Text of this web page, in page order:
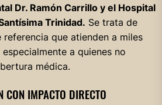
Dr. Ramón Carrillo y el Hospital
Trinidad. Se trata de
referencia que atienden a miles
a quienes no
médica.
CON IMPACTO DIRECTO